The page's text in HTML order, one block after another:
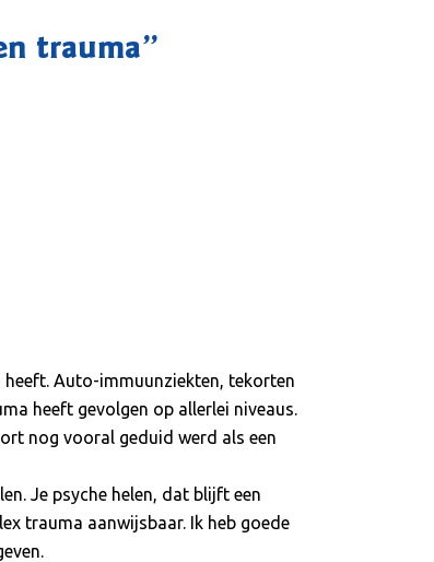
trauma”
Auto-immuunziekten, tekorten
heeft gevolgen op allerlei niveaus.
nog vooral geduid werd als een
Je psyche helen, dat blijft een
trauma aanwijsbaar. Ik heb goede